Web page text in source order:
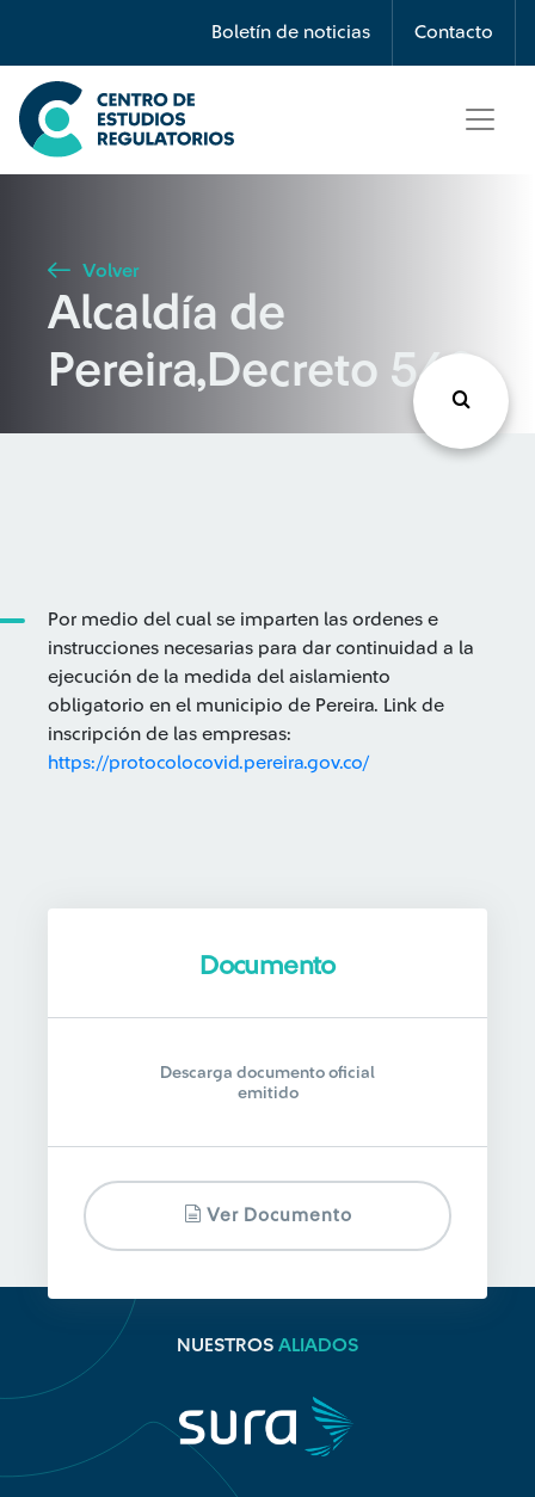
Boletín de noticias Contacto
Búsqueda
Seleccione país
Buscar
Volver
Alcaldía de
Pereira,Decreto 540
Por medio del cual se imparten las ordenes e
instrucciones necesarias para dar continuidad a la
ejecución de la medida del aislamiento
obligatorio en el municipio de Pereira. Link de
inscripción de las empresas:
https://protocolocovid.pereira.gov.co/
Documento
Descarga documento oficial
emitido
Ver Documento
NUESTROS ALIADOS